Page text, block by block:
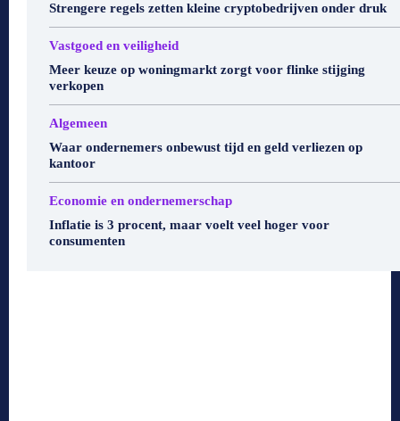
Strengere regels zetten kleine cryptobedrijven onder druk
Vastgoed en veiligheid
Meer keuze op woningmarkt zorgt voor flinke stijging
verkopen
Algemeen
Waar ondernemers onbewust tijd en geld verliezen op
kantoor
Economie en ondernemerschap
Inflatie is 3 procent, maar voelt veel hoger voor
consumenten